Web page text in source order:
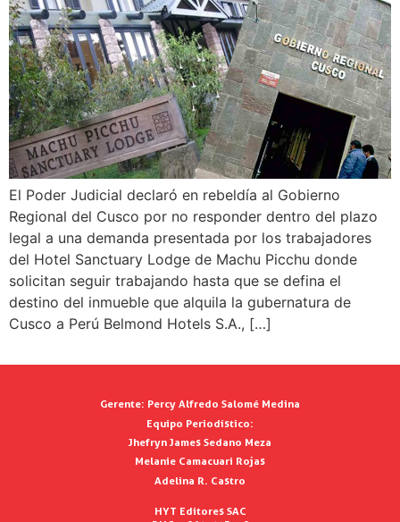
El Poder Judicial declaró en rebeldía al Gobierno
Regional del Cusco por no responder dentro del plazo
legal a una demanda presentada por los trabajadores
del Hotel Sanctuary Lodge de Machu Picchu donde
solicitan seguir trabajando hasta que se defina el
destino del inmueble que alquila la gubernatura de
Cusco a Perú Belmond Hotels S.A., […]
Gerente: Percy Alfredo Salomé Medina
Equipo Periodístico:
Jhefryn James Sedano Meza
Melanie Camacuari Rojas
Adelina R. Castro
HYT Editores SAC